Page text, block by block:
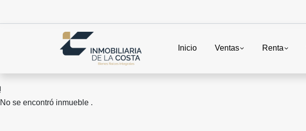
Inicio Ventas Renta
No se encontró inmueble .